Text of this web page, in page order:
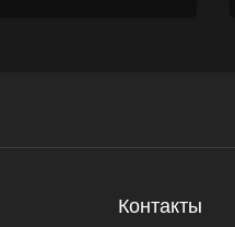
Контакты